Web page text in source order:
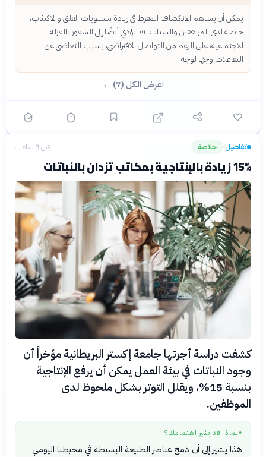
يمكن أن يساهم الانكشاف المفرط في زيادة مستويات القلق والاكتئاب،
خاصة لدى المراهقين والشباب. قد يؤدي أيضًا إلى الشعور بالعزلة
الاجتماعية، على الرغم من التواصل الافتراضي، بسبب التغاضي عن
التفاعلات وجهًا لوجه.
اعرض الكل (7) ←
تفاصيل› خلاصة قبل 8 ساعات
15% زيادة بالإنتاجية بمكاتب تزدان بالنباتات
كشفت دراسة أجرتها جامعة إكستر البريطانية مؤخراً أن
وجود النباتات في بيئة العمل يمكن أن يرفع الإنتاجية
بنسبة 15%، ويقلل التوتر بشكل ملحوظ لدى
الموظفين.
● لماذا قد يثير اهتمامك؟
هذا يشير إلى أن دمج عناصر الطبيعة البسيطة في محيطنا اليومي